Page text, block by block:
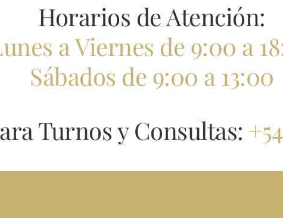
Horarios de Atención:
a Viernes de 9:00 a
Sábados de 9:00 a 13:00
Turnos y Consultas: